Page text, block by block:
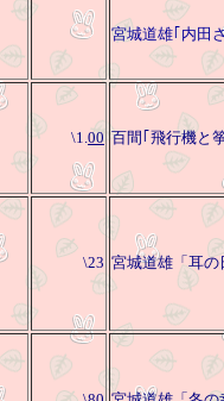
宮城道雄｢内田
\1.00 百間｢飛行機と
\23 宮城道雄「耳